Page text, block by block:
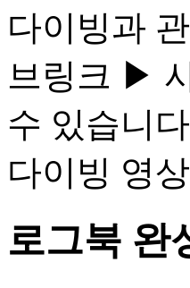
다이빙과
브링크 ▶
수 있습니
다이빙 영
로그북 완